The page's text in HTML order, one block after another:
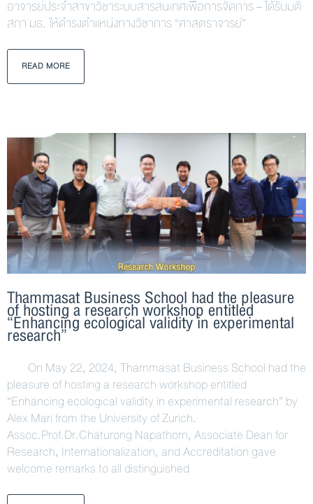
อาจารย์ประจำสาขาวิชาระบบสารสนเทศเพื่อการจัดการ – ได้รับมติ
สภา มธ. ให้ดำรงตำแหน่งทางวิชาการ “ศาสตราจารย์”
READ MORE
Thammasat Business School had the pleasure
of hosting a research workshop entitled
“Enhancing ecological validity in experimental
research”
On May 22, 2024, Thammasat Business School had the
pleasure of hosting a research workshop entitled
“Enhancing ecological validity in experimental research” by
Alex Mari from the University of Zurich.
Assoc.Prof.Dr.Chaturong Napathorn, Associate Dean for
Research, Internationalization, and Accreditation gave
welcome remarks to all distinguished